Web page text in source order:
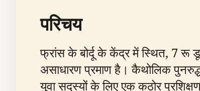
परिचय
फ्रांस के बोर्दू के केंद्र में स्थित, 7 रू डू
असाधारण प्रमाण है। कैथोलिक
युवा सदस्यों के लिए एक कठोर